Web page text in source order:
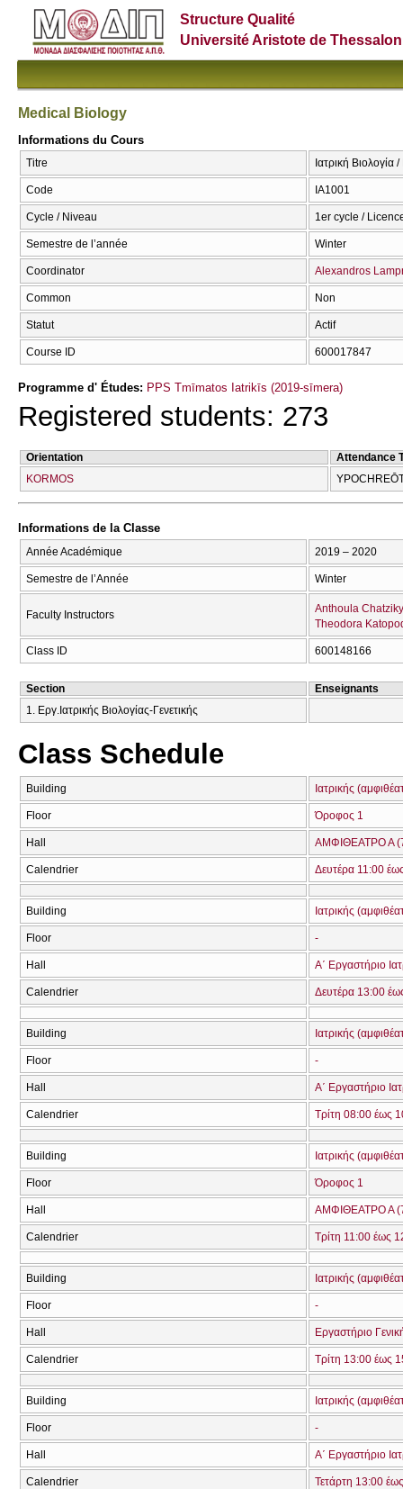
Structure Qualité
Université Aristote de
Medical Biology
Informations du Cours
Titre Ιατρική
Code ΙΑ1001
Cycle / Niveau 1er cycle /
Semestre de l’année Winter
Coordinator Alexandros
Common Non
Statut Actif
Course ID 600017847
Programme d' Études: PPS Tmīmatos Iatrikīs (2019-sīmera)
Registered students: 273
Orientation
Attendance
KORMOS
Informations de la Classe
Année Académique 2019 – 2020
Semestre de l’Année Winter
Faculty Instructors
Anthoula
Theodora
Class ID 600148166
Section
Enseignants
1. Εργ.Ιατρικής Βιολογίας-Γενετικής
Class Schedule
Building Ιατρικής
Floor Όροφος 1
Hall ΑΜΦΙΘΕΑΤΡΟ Α
Calendrier Δευτέρα 11:00
Building Ιατρικής
Floor -
Hall Α΄ Εργαστήριο
Calendrier Δευτέρα 13:00
Building Ιατρικής
Floor -
Hall Α΄ Εργαστήριο
Calendrier Τρίτη 08:00 έως
Building Ιατρικής
Floor Όροφος 1
Hall ΑΜΦΙΘΕΑΤΡΟ Α
Calendrier Τρίτη 11:00 έως
Building Ιατρικής
Floor -
Hall Εργαστήριο
Calendrier Τρίτη 13:00 έως
Building Ιατρικής
Floor -
Hall Α΄ Εργαστήριο
Calendrier Τετάρτη 13:00